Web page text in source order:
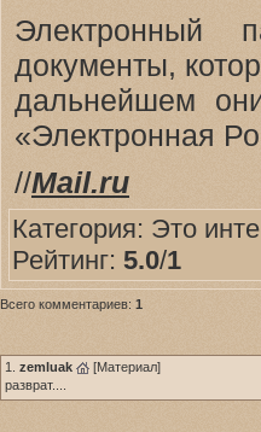
Электронный
документы,
дальнейшем
«Электронная
//Mail.ru
Категория: Это
Рейтинг: 5.0/1
Всего комментариев: 1
1. zemluak [Материал]
разврат....